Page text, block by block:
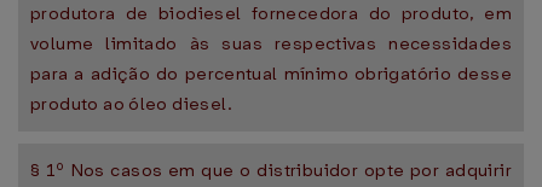
produtora de biodiesel fornecedora do produto, em
volume limitado às suas respectivas necessidades
para a adição do percentual mínimo obrigatório desse
produto ao óleo diesel.
§ 1º Nos casos em que o distribuidor opte por adquirir